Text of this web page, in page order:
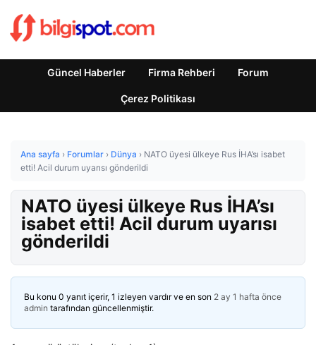
Güncel Haberler Firma Rehberi Forum
Çerez Politikası
Ana sayfa › Forumlar › Dünya › NATO üyesi ülkeye Rus İHA’sı isabet
etti! Acil durum uyarısı gönderildi
NATO üyesi ülkeye Rus İHA’sı
isabet etti! Acil durum uyarısı
gönderildi
Bu konu 0 yanıt içerir, 1 izleyen vardır ve en son 2 ay 1 hafta önce
admin tarafından güncellenmiştir.